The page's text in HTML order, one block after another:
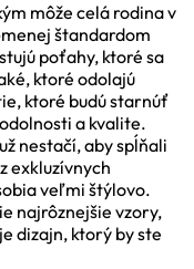
môže celá rodina v
štandardom
poťahy, ktoré sa
ktoré odolajú
ktoré budú starnúť
a kvalite.
nestačí, aby spĺňali
exkluzívnych
veľmi štýlovo.
najrôznejšie vzory,
dizajn, ktorý by ste